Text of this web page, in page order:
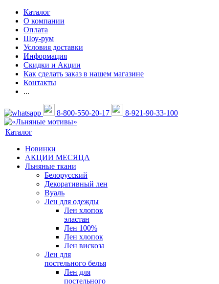
Каталог
О компании
Оплата
Шоу-рум
Условия доставки
Информация
Скидки и Акции
Как сделать заказ в нашем магазине
Контакты
...
8-800-550-20-17 8-921-90-33-100
Каталог
Новинки
АКЦИИ МЕСЯЦА
Льняные ткани
Белорусский
Декоративный лен
Вуаль
Лен для одежды
Лен хлопок
эластан
Лен 100%
Лен хлопок
Лен вискоза
Лен для
постельного белья
Лен для
постельного